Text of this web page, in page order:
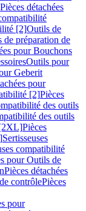
Pièces détachées
[2]Outils de
de préparation de
pour Bouchons
Outils pour
Geberit
pour
[2]Pièces
des outils
des outils
[2XL]Pièces
Sertisseuses
compatibilité
pour Outils de
Pièces détachées
contrôlePièces
pour